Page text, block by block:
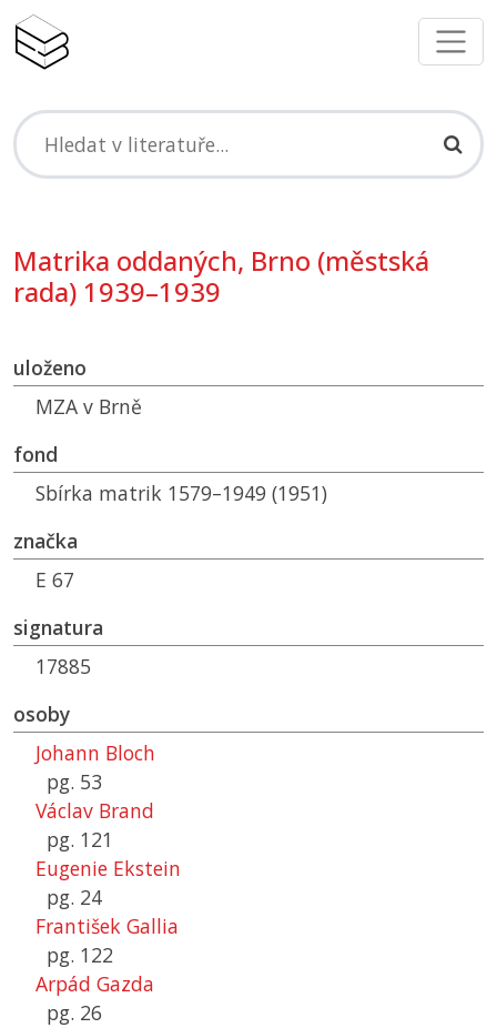
Matrika oddaných, Brno (městská
rada) 1939–1939
uloženo
MZA v Brně
fond
Sbírka matrik 1579–1949 (1951)
značka
E 67
signatura
17885
osoby
Johann Bloch
pg. 53
Václav Brand
pg. 121
Eugenie Ekstein
pg. 24
František Gallia
pg. 122
Arpád Gazda
pg. 26